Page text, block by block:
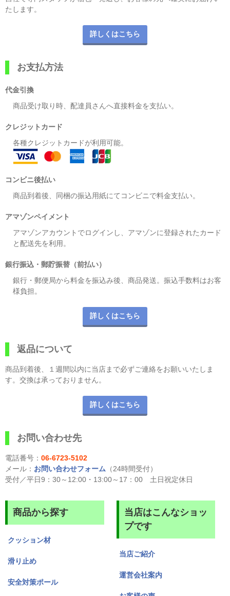
たします。
詳しくはこちら
お支払方法
代金引換
商品受け取り時、配達員さんへ直接料金を支払い。
クレジットカード
各種クレジットカードが利用可能。
コンビニ後払い
商品到着後、同梱の振込用紙にてコンビニで料金支払い。
アマゾンペイメント
アマゾンアカウントでログインし、アマゾンに登録されたカード
と配送先を利用。
銀行振込・郵貯振替（前払い）
銀行・郵便局から料金を振込み後、商品発送。振込手数料はお客
様負担。
詳しくはこちら
返品について
商品到着後、１週間以内に当店まで必ずご連絡をお願いいたしま
す。交換は承っておりません。
詳しくはこちら
お問い合わせ先
電話番号： 06-6723-5102
メール： お問い合わせフォーム （24時間受付）
受付／平日9：30～12:00・13:00～17：00 土日祝定休日
商品から探す
クッション材
滑り止め
安全対策ポール
当店はこんなショッ
プです
当店ご紹介
運営会社案内